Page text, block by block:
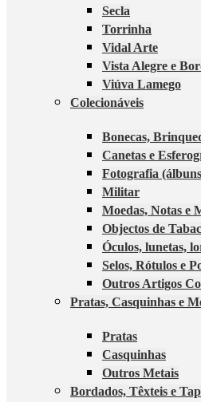
Secla
Torrinha
Vidal Arte
Vista Alegre e
Viúva Lamego
Colecionáveis
Bonecas,
Canetas e
Fotografia
Militar
Moedas, Notas e
Objectos de
Óculos, lunetas,
Selos, Rótulos e
Outros Artigos
Pratas, Casquinhas e
Pratas
Casquinhas
Outros Metais
Bordados, Têxteis e